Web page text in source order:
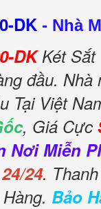
DK - Nhà
DKKét
đầu.
Tại Việt
, Giá Cực
Nơi Miễn
24/24.
Bảo